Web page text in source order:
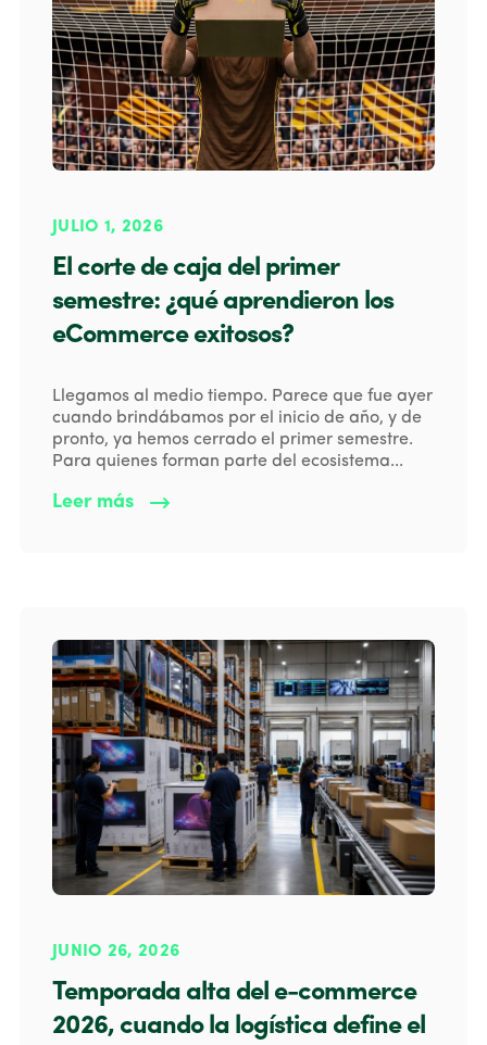
JULIO 1, 2026
El corte de caja del primer
semestre: ¿qué aprendieron los
eCommerce exitosos?
Llegamos al medio tiempo. Parece que fue ayer
cuando brindábamos por el inicio de año, y de
pronto, ya hemos cerrado el primer semestre.
Para quienes forman parte del ecosistema...
Leer más
JUNIO 26, 2026
Temporada alta del e-commerce
2026, cuando la logística define el